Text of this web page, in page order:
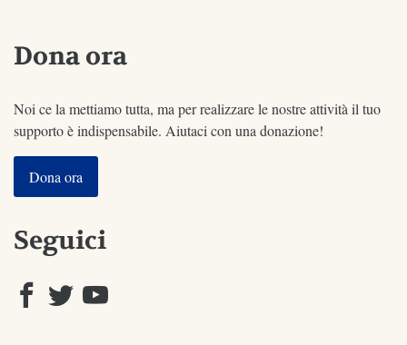
Dona ora
Noi ce la mettiamo tutta, ma per realizzare le nostre attività il tuo
supporto è indispensabile. Aiutaci con una donazione!
Dona ora
Seguici